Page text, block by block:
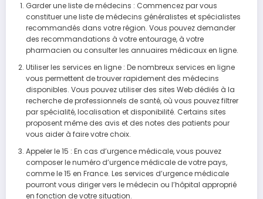
Garder une liste de médecins : Commencez par vous
constituer une liste de médecins généralistes et spécialistes
recommandés dans votre région. Vous pouvez demander
des recommandations à votre entourage, à votre
pharmacien ou consulter les annuaires médicaux en ligne.
Utiliser les services en ligne : De nombreux services en ligne
vous permettent de trouver rapidement des médecins
disponibles. Vous pouvez utiliser des sites Web dédiés à la
recherche de professionnels de santé, où vous pouvez filtrer
par spécialité, localisation et disponibilité. Certains sites
proposent même des avis et des notes des patients pour
vous aider à faire votre choix.
Appeler le 15 : En cas d’urgence médicale, vous pouvez
composer le numéro d’urgence médicale de votre pays,
comme le 15 en France. Les services d’urgence médicale
pourront vous diriger vers le médecin ou l’hôpital approprié
en fonction de votre situation.